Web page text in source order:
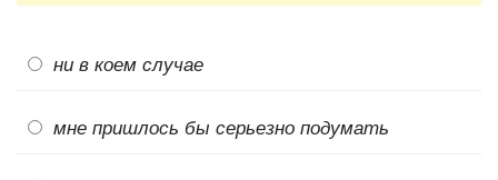
ни в коем случае
мне пришлось бы серьезно подумать